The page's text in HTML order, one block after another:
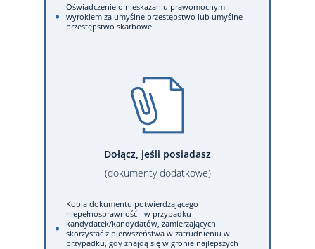
Oświadczenie o nieskazaniu prawomocnym
wyrokiem za umyślne przestępstwo lub umyślne
przestępstwo skarbowe
Dołącz, jeśli posiadasz
(dokumenty dodatkowe)
Kopia dokumentu potwierdzającego
niepełnosprawność - w przypadku
kandydatek/kandydatów, zamierzających
skorzystać z pierwszeństwa w zatrudnieniu w
przypadku, gdy znajdą się w gronie najlepszych